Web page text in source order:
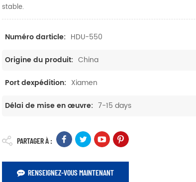
stable.
Numéro darticle: HDU-550
Origine du produit: China
Port dexpédition: Xiamen
Délai de mise en œuvre: 7-15 days
PARTAGER À :
RENSEIGNEZ-VOUS MAINTENANT